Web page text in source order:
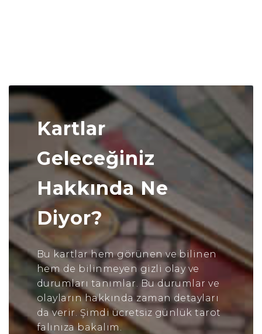
Kartlar
Geleceğiniz
Hakkında Ne
Diyor?
Bu kartlar hem görünen ve bilinen
hem de bilinmeyen gizli olay ve
durumları tanımlar. Bu durumlar ve
olayların hakkında zaman detayları
da verir. Şimdi ücretsiz günlük tarot
falınıza bakalım.